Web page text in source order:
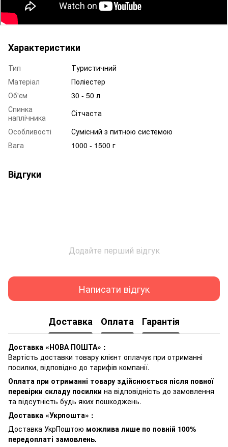
Характеристики
Тип
Туристичний
Матеріал
Поліестер
Об'єм
30 - 50 л
Спинка
наплічника
Сітчаста
Особливості
Сумісний з питною системою
Вага
1000 - 1500 г
Відгуки
Додайте перший відгук
Написати відгук
Доставка Оплата Гарантія
Доставка «НОВА ПОШТА» :
Вартість доставки товару клієнт оплачує при отриманні
посилки, відповідно до тарифів компанії.
Оплата при отриманні товару здійснюється після повної
перевірки складу посилки на відповідність до замовлення
та відсутність будь яких пошкоджень.
Доставка «Укрпошта» :
Доставка УкрПоштою можлива лише по повній 100%
передоплаті замовлень.